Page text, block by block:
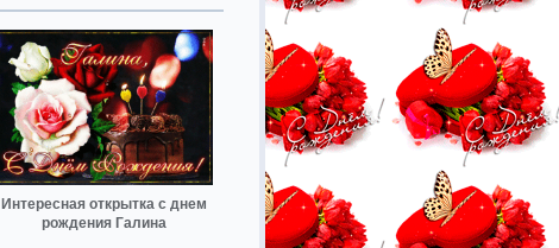
Интересная открытка с днем
рождения Галина